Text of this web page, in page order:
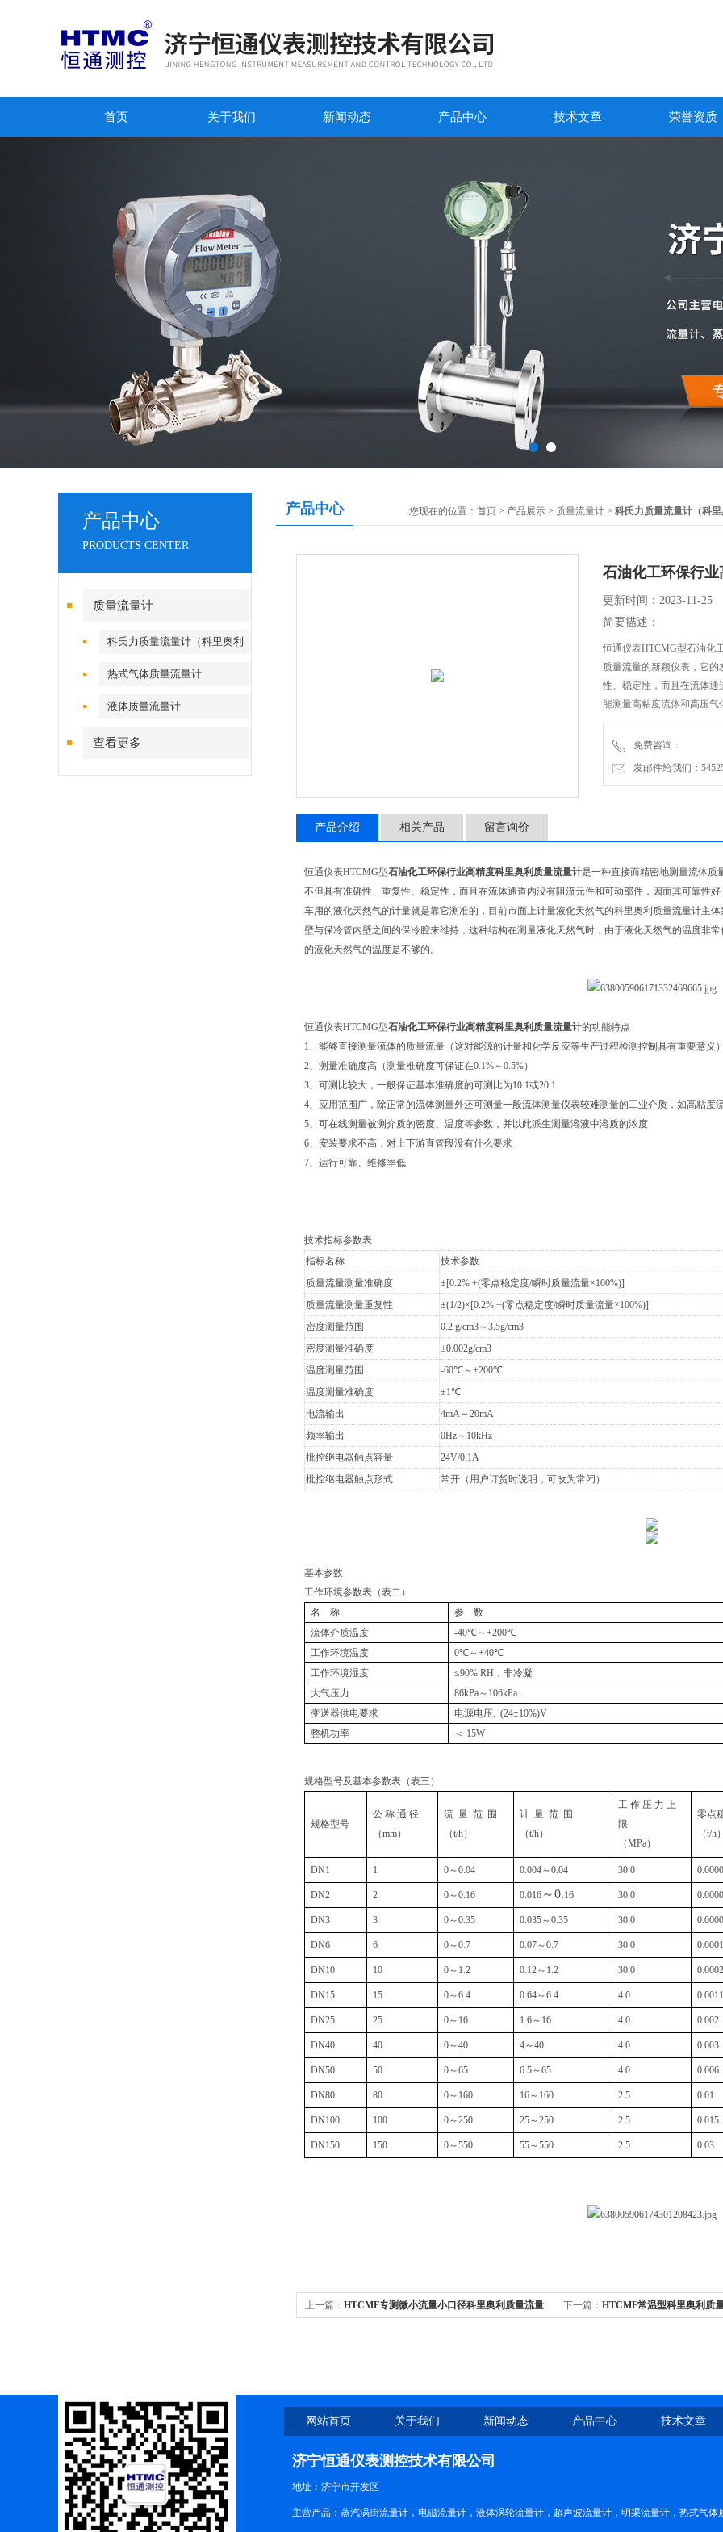
首页 关于我们 新闻动态 产品中心 技术文章 荣誉资质
产品中心
PRODUCTS CENTER
质量流量计
科氏力质量流量计（科里奥利
流量计）
热式气体质量流量计
液体质量流量计
查看更多
产品中心 您现在的位置： 首页 > 产品展示 > 质量流量计 > 科氏力质量流量计（科里
石油化工环保行
更新时间：2023-11-25
简要描述：
恒通仪表HTCMG型石油化
质量流量的新颖仪表，它
性、稳定性，而且在流体
能测量高粘度流体和高压气
免费咨询：
发邮件给我们：
产品介绍 相关产品 留言询价
恒通仪表HTCMG型石油化工环保行业高精度科里奥利质量流量计是一种直接而精密地测量流体质
不但具有准确性、重复性、稳定性，而且在流体通道内没有阻流元件和可动部件，因而其可靠性
车用的液化天然气的计量就是靠它测准的，目前市面上计量液化天然气的科里奥利质量流量计主
壁与保冷管内壁之间的保冷腔来维持，这种结构在测量液化天然气时，由于液化天然气的温度非
的液化天然气的温度是不够的。
恒通仪表HTCMG型石油化工环保行业高精度科里奥利质量流量计的功能特点
1、能够直接测量流体的质量流量（这对能源的计量和化学反应等生产过程检测控制具有重要意义）
2、测量准确度高（测量准确度可保证在0.1%～0.5%）
3、可测比较大，一般保证基本准确度的可测比为10:1或20:1
4、应用范围广，除正常的流体测量外还可测量一般流体测量仪表较难测量的工业介质，如高粘度
5、可在线测量被测介质的密度、温度等参数，并以此派生测量溶液中溶质的浓度
6、安装要求不高，对上下游直管段没有什么要求
7、运行可靠、维修率低
技术指标参数表
指标名称
技术参数
质量流量测量准确度
±[0.2% +(零点稳定度/瞬时质量流量×100%)]
质量流量测量重复性
±(1/2)×[0.2% +(零点稳定度/瞬时质量流量×100%)]
密度测量范围
0.2 g/cm3～3.5g/cm3
密度测量准确度
±0.002g/cm3
温度测量范围
-60℃～+200℃
温度测量准确度
±1℃
电流输出
4mA～20mA
频率输出
0Hz～10kHz
批控继电器触点容量
24V/0.1A
批控继电器触点形式
常开（用户订货时说明，可改为常闭）
基本参数
工作环境参数表（表二）
名 称
参 数
流体介质温度
-40℃～+200℃
工作环境温度
0℃～+40℃
工作环境湿度
≤90% RH，非冷凝
大气压力
86kPa～106kPa
变送器供电要求
电源电压: (24±10%)V
整机功率
＜ 15W
规格型号及基本参数表（表三）
规格型号
公 称 通 径
（mm）
流 量 范 围
（t/h）
计 量 范 围
（t/h）
工 作 压 力 上
限
（MPa）
零点
（t/h）
DN1 1 0～0.04 0.004～0.04 30.0
DN2 2 0～0.16 0.016 ～0.16 30.0
DN3 3 0～0.35 0.035～0.35 30.0
DN6 6 0～0.7 0.07～0.7 30.0
DN10 10 0～1.2 0.12～1.2 30.0 0.0002
DN15 15 0～6.4 0.64～6.4 4.0 0.0011
DN25 25 0～16 1.6～16 4.0 0.002
DN40 40 0～40 4～40 4.0 0.003
DN50 50 0～65 6.5～65 4.0 0.006
DN80 80 0～160 16～160 2.5 0.01
DN100 100 0～250 25～250 2.5 0.015
DN150 150 0～550 55～550 2.5 0.03
上一篇： HTCMF专测微小流量小口径科里奥利质量流量 下一篇： HTCMF常温型科里奥利质
网站首页 关于我们 新闻动态 产品中心 技术文章
济宁恒通仪表测控技术有限公司
地址：济宁市开发区
主营产品：蒸汽涡街流量计，电磁流量计，液体涡轮流量计，超声波流量计，明渠流量计，热式气